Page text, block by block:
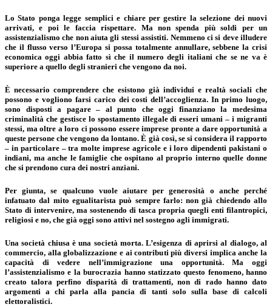
Lo Stato ponga legge semplici e chiare per gestire la selezione dei nuovi
arrivati, e poi le faccia rispettare. Ma non spenda più soldi per un
assistenzialismo che non aiuta gli stessi assistiti. Nemmeno ci si deve illudere
che il flusso verso l’Europa si possa totalmente annullare, sebbene la crisi
economica oggi abbia fatto sì che il numero degli italiani che se ne va è
superiore a quello degli stranieri che vengono da noi.
È necessario comprendere che esistono già individui e realtà sociali che
possono e vogliono farsi carico dei costi dell’accoglienza. In primo luogo,
sono disposti a pagare – al punto che oggi finanziano la medesima
criminalità che gestisce lo spostamento illegale di esseri umani – i migranti
stessi, ma oltre a loro ci possono essere imprese pronte a dare opportunità a
queste persone che vengono da lontano. È già così, se si considera il rapporto
– in particolare – tra molte imprese agricole e i loro dipendenti pakistani o
indiani, ma anche le famiglie che ospitano al proprio interno quelle donne
che si prendono cura dei nostri anziani.
Per giunta, se qualcuno vuole aiutare per generosità o anche perché
infatuato dal mito egualitarista può sempre farlo: non già chiedendo allo
Stato di intervenire, ma sostenendo di tasca propria quegli enti filantropici,
religiosi e no, che già oggi sono attivi nel sostegno agli immigrati.
Una società chiusa è una società morta. L’esigenza di aprirsi al dialogo, al
commercio, alla globalizzazione e ai contributi più diversi implica anche la
capacità di vedere nell’immigrazione una opportunità. Ma oggi
l’assistenzialismo e la burocrazia hanno statizzato questo fenomeno, hanno
creato talora perfino disparità di trattamenti, non di rado hanno dato
argomenti a chi parla alla pancia di tanti solo sulla base di calcoli
elettoralistici.